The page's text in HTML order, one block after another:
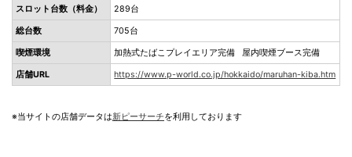
スロット台数（料金） 289台
総台数 705台
喫煙環境 加熱式たばこプレイエリア完備 屋内喫煙ブース完備
店舗URL https://www.p-world.co.jp/hokkaido/maruhan-kiba.htm
※当サイトの店舗データは新ピーサーチを利用しております